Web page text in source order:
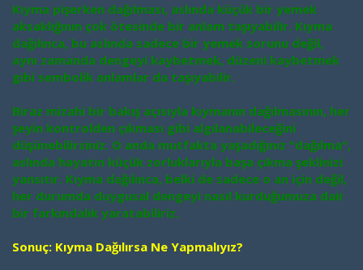
Kıyma pişerken dağılması, aslında küçük bir yemek
aksaklığının çok ötesinde bir anlam taşıyabilir. Kıyma
dağılınca, bu aslında sadece bir yemek sorunu değil,
aynı zamanda dengeyi kaybetmek, düzeni kaybetmek
gibi sembolik anlamlar da taşıyabilir.
Biraz mizahi bir bakış açısıyla kıymanın dağılmasının, her
şeyin kontrolden çıkması gibi algılanabileceğini
düşünebilirsiniz. O anda mutfakta yaşadığınız "dağılma",
aslında hayatın küçük zorluklarıyla başa çıkma şeklinizi
yansıtır. Kıyma dağılınca, belki de sadece o an için değil,
her durumda duygusal dengeyi nasıl kurduğumuza dair
bir farkındalık yaratabiliriz.
Sonuç: Kıyma Dağılırsa Ne Yapmalıyız?